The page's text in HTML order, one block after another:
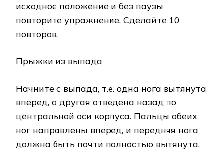
исходное положение и без паузы
повторите упражнение. Сделайте 10
повторов.
Прыжки из выпада
Начните с выпада, т.е. одна нога вытянута
вперед, а другая отведена назад по
центральной оси корпуса. Пальцы обеих
ног направлены вперед, и передняя нога
должна быть почти полностью вытянута.